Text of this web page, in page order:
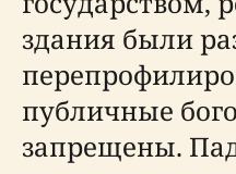
здания были
публичные
запрещены.